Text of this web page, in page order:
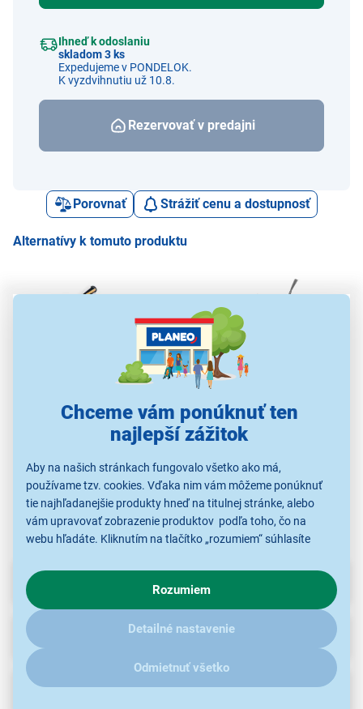
Chceme vám ponúknuť ten
najlepší zážitok
Aby na našich stránkach fungovalo všetko ako má,
používame tzv. cookies. Vďaka nim vám môžeme ponúknuť
tie najhľadanejšie produkty hneď na titulnej stránke, alebo
vám upravovať zobrazenie produktov podľa toho, čo na
webu hľadáte. Kliknutím na tlačítko „rozumiem“ súhlasíte
o chovaní na webe pre zobrazovaní cielených reklám.
V prípade že vás zaujímajú detaily, ako u nás s cookies a
ďalšími údaji pracujeme, kliknitesem.
Rozumiem
Detailné nastavenie
Odmietnuť všetko
Ihneď k odoslaniu
skladom 3 ks
Expedujeme v PONDELOK.
K vyzdvihnutiu už 10.8.
Rezervovať v predajni
Porovnať Strážiť cenu a dostupnosť
Alternatívy k tomuto produktu
Príslušenstvo k
vysávačom
Sencor SRXD 9105
Príslušenstvo k
vysávačom
Príslušenstvo k
vysávačom
Recenzie
Na stiahnutie